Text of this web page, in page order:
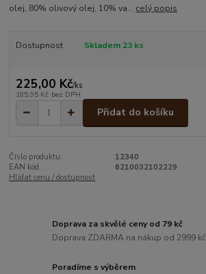
olej, 80% olivový olej, 10% va... celý popis
Dostupnost Skladem 23 ks
225,00 Kč/ks
185,95 Kč bez DPH
Přidat do košíku
Číslo produktu:
12340
EAN kód:
6210032102229
Hlídat cenu / dostupnost
Doprava za skvělé ceny od 79 kč
Doprava ZDARMA na nákup od 2999 kč
Poradíme s výběrem